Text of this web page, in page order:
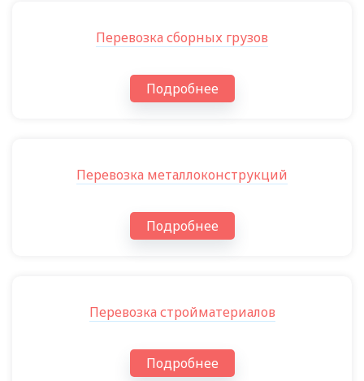
Перевозка сборных грузов
Подробнее
Перевозка металлоконструкций
Подробнее
Перевозка стройматериалов
Подробнее